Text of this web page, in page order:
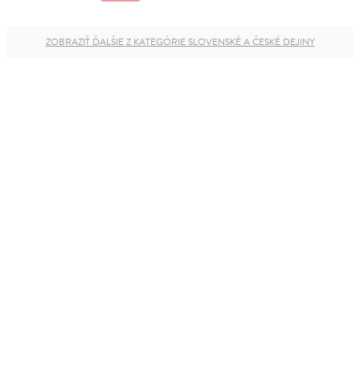
ZOBRAZIŤ ĎALŠIE Z KATEGÓRIE SLOVENSKÉ A ČESKÉ DEJINY